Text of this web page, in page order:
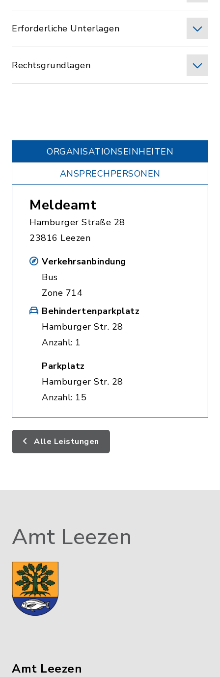
Erforderliche Unterlagen
Rechtsgrundlagen
ORGANISATIONS­EINHEITEN
ANSPRECHPERSONEN
Meldeamt
Hamburger Straße 28
23816 Leezen
Verkehrsanbindung
Bus
Zone 714
Behindertenparkplatz
Hamburger Str. 28
Anzahl: 1
Parkplatz
Hamburger Str. 28
Anzahl: 15
Alle Leistungen
Amt Leezen
Amt Leezen